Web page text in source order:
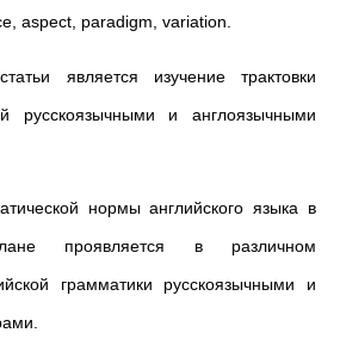
aspect, paradigm, variation.
является изучение трактовки
русскоязычными и англоязычными
нормы английского языка в
проявляется в различном
грамматики русскоязычными и